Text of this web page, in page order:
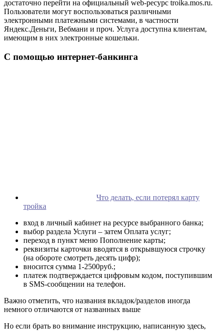
достаточно перейти на официальный web-ресурс troika.mos.ru.
Пользователи могут воспользоваться различными
электронными платежными системами, в частности
Яндекс.Деньги, Вебмани и проч. Услуга доступна клиентам,
имеющим в них электронные кошельки.
С помощью интернет-банкинга
Что делать, если потерял карту
тройка
вход в личный кабинет на ресурсе выбранного банка;
выбор раздела Услуги – затем Оплата услуг;
переход в пункт меню Пополнение карты;
реквизиты карточки вводятся в открывшуюся строчку
(на обороте смотреть десять цифр);
вносится сумма 1-2500руб.;
платеж подтверждается цифровым кодом, поступившим
в SMS-сообщении на телефон.
Важно отметить, что названия вкладок/разделов иногда
немного отличаются от названных выше
Но если брать во внимание инструкцию, написанную здесь,